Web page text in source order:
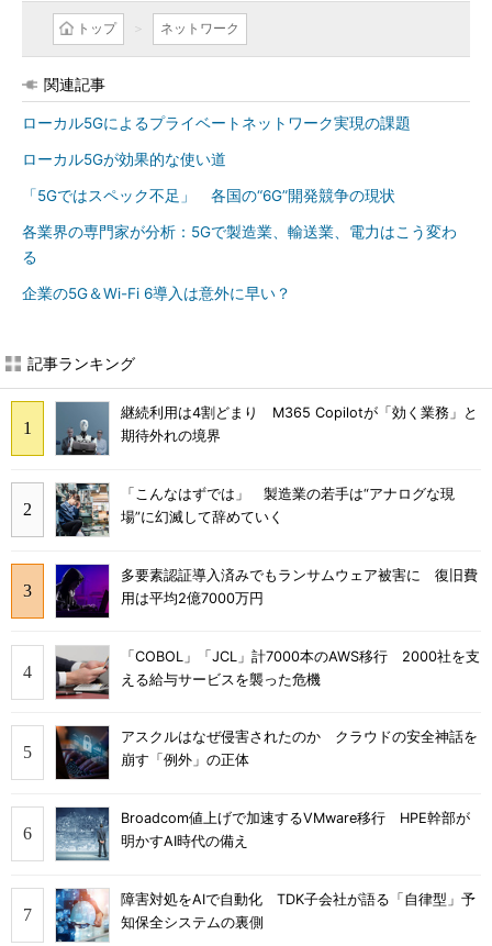
トップ ネットワーク
関連記事
ローカル5Gによるプライベートネットワーク実現の課題
ローカル5Gが効果的な使い道
「5Gではスペック不足」 各国の“6G”開発競争の現状
各業界の専門家が分析：5Gで製造業、輸送業、電力はこう変わ
る
企業の5G＆Wi-Fi 6導入は意外に早い？
記事ランキング
継続利用は4割どまり M365 Copilotが「効く業務」と
期待外れの境界
「こんなはずでは」 製造業の若手は“アナログな現
場”に幻滅して辞めていく
多要素認証導入済みでもランサムウェア被害に 復旧費
用は平均2億7000万円
「COBOL」「JCL」計7000本のAWS移行 2000社を支
える給与サービスを襲った危機
アスクルはなぜ侵害されたのか クラウドの安全神話を
崩す「例外」の正体
Broadcom値上げで加速するVMware移行 HPE幹部が
明かすAI時代の備え
障害対処をAIで自動化 TDK子会社が語る「自律型」予
知保全システムの裏側